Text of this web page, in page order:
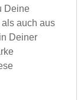
Deine
auch aus
Deiner